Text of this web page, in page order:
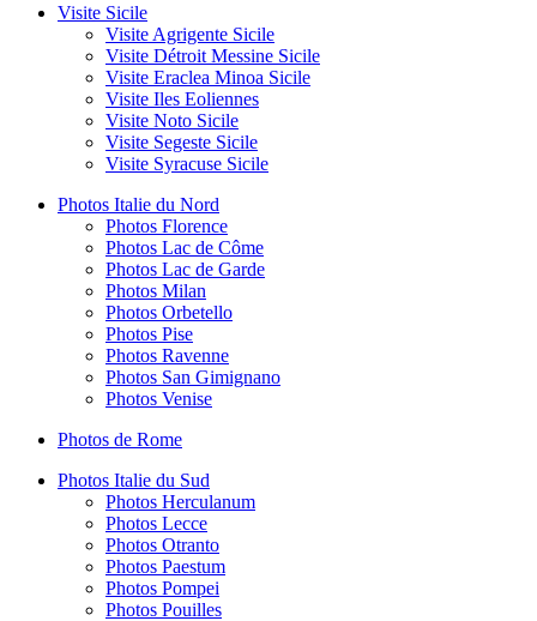
Visite Sicile
Visite Agrigente Sicile
Visite Détroit Messine Sicile
Visite Eraclea Minoa Sicile
Visite Iles Eoliennes
Visite Noto Sicile
Visite Segeste Sicile
Visite Syracuse Sicile
Photos Italie du Nord
Photos Florence
Photos Lac de Côme
Photos Lac de Garde
Photos Milan
Photos Orbetello
Photos Pise
Photos Ravenne
Photos San Gimignano
Photos Venise
Photos de Rome
Photos Italie du Sud
Photos Herculanum
Photos Lecce
Photos Otranto
Photos Paestum
Photos Pompei
Photos Pouilles